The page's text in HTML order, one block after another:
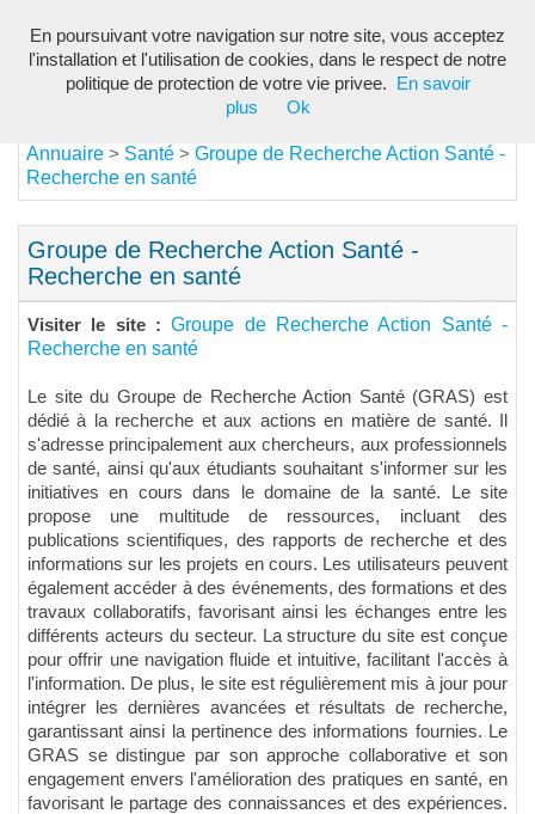
Annuaire > Santé > Groupe de Recherche Action Santé -
Recherche en santé
Groupe de Recherche Action Santé -
Recherche en santé
Visiter le site :Groupe de Recherche Action Santé -
Recherche en santé
Le site du Groupe de Recherche Action Santé (GRAS) est
dédié à la recherche et aux actions en matière de santé. Il
s'adresse principalement aux chercheurs, aux professionnels
de santé, ainsi qu'aux étudiants souhaitant s'informer sur les
initiatives en cours dans le domaine de la santé. Le site
propose une multitude de ressources, incluant des
publications scientifiques, des rapports de recherche et des
informations sur les projets en cours. Les utilisateurs peuvent
également accéder à des événements, des formations et des
travaux collaboratifs, favorisant ainsi les échanges entre les
différents acteurs du secteur. La structure du site est conçue
pour offrir une navigation fluide et intuitive, facilitant l'accès à
l'information. De plus, le site est régulièrement mis à jour pour
intégrer les dernières avancées et résultats de recherche,
garantissant ainsi la pertinence des informations fournies. Le
GRAS se distingue par son approche collaborative et son
engagement envers l'amélioration des pratiques en santé, en
favorisant le partage des connaissances et des expériences.
En poursuivant votre navigation sur notre site, vous acceptez
l'installation et l'utilisation de cookies, dans le respect de notre
politique de protection de votre vie privee.
En savoir
plus
Ok